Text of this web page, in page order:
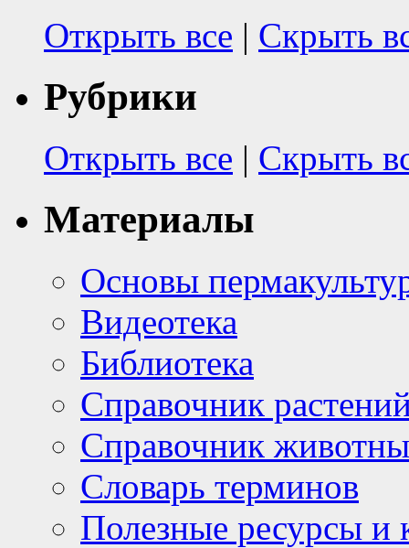
Открыть все | Скрыть
Рубрики
Открыть все | Скрыть
Материалы
Основы
Видеотека
Библиотека
Справочник
Справочник
Словарь терминов
Полезные ресурсы и